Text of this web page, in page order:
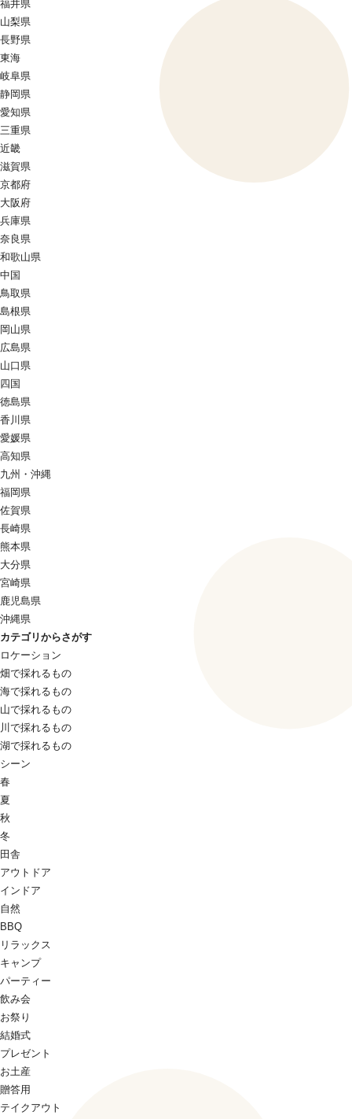
福井県
山梨県
長野県
東海
岐阜県
静岡県
愛知県
三重県
近畿
滋賀県
京都府
大阪府
兵庫県
奈良県
和歌山県
中国
鳥取県
島根県
岡山県
広島県
山口県
四国
徳島県
香川県
愛媛県
高知県
九州・沖縄
福岡県
佐賀県
長崎県
熊本県
大分県
宮崎県
鹿児島県
沖縄県
カテゴリからさがす
ロケーション
畑で採れるもの
海で採れるもの
山で採れるもの
川で採れるもの
湖で採れるもの
シーン
春
夏
秋
冬
田舎
アウトドア
インドア
自然
BBQ
リラックス
キャンプ
パーティー
飲み会
お祭り
結婚式
プレゼント
お土産
贈答用
テイクアウト